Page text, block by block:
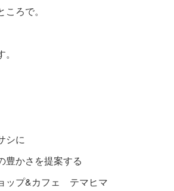
ろで。
シに
豊かさを提案する
ップ&カフェ テマヒマ